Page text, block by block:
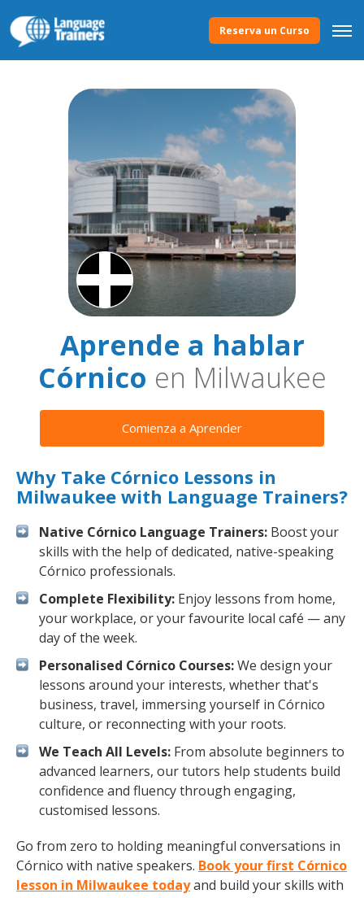
Reserva un Curso
Aprende a hablar
Córnico en Milwaukee
Comienza a Aprender
Why Take Córnico Lessons in
Milwaukee with Language Trainers?
Native Córnico Language Trainers: Boost your
skills with the help of dedicated, native-speaking
Córnico professionals.
Complete Flexibility: Enjoy lessons from home,
your workplace, or your favourite local café — any
day of the week.
Personalised Córnico Courses:We design your
lessons around your interests, whether that's
business, travel, immersing yourself in Córnico
culture, or reconnecting with your roots.
We Teach All Levels: From absolute beginners to
advanced learners, our tutors help students build
confidence and fluency through engaging,
customised lessons.
Go from zero to holding meaningful conversations in
Córnico with native speakers. Book your first Córnico
lesson in Milwaukee todayand build your skills with